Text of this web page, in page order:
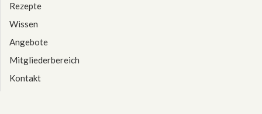
Rezepte
Wissen
Angebote
Mitgliederbereich
Kontakt